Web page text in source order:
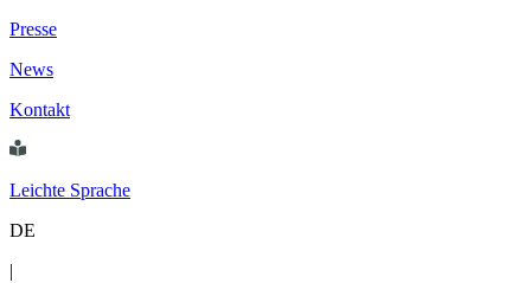
Presse
News
Kontakt
Leichte Sprache
DE
|